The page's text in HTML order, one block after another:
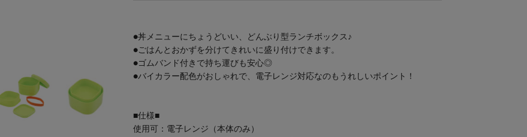
●丼メニューにちょうどいい、どんぶり型ランチボックス♪
●ごはんとおかずを分けてきれいに盛り付けできます。
●ゴムバンド付きで持ち運びも安心◎
●バイカラー配色がおしゃれで、電子レンジ対応なのもうれしいポイント！
■仕様■
使用可：電子レンジ（本体のみ）